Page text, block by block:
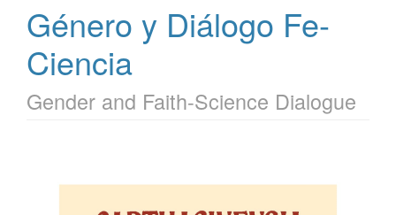
Género y Diálogo Fe-
Ciencia
Gender and Faith-Science Dialogue